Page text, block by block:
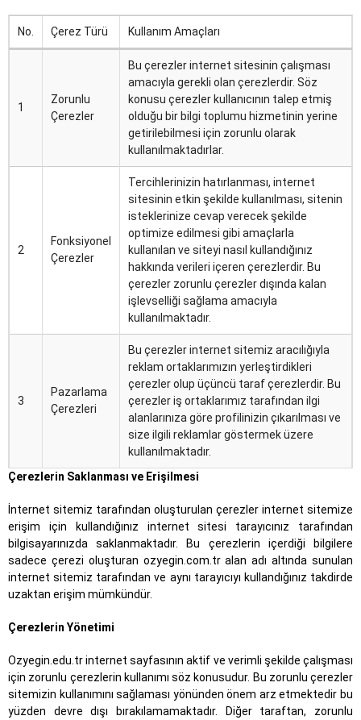
No. Çerez Türü Kullanım Amaçları
1
Zorunlu
Çerezler
Bu çerezler internet sitesinin çalışması
amacıyla gerekli olan çerezlerdir. Söz
konusu çerezler kullanıcının talep etmiş
olduğu bir bilgi toplumu hizmetinin yerine
getirilebilmesi için zorunlu olarak
kullanılmaktadırlar.
2
Fonksiyonel
Çerezler
Tercihlerinizin hatırlanması, internet
sitesinin etkin şekilde kullanılması, sitenin
isteklerinize cevap verecek şekilde
optimize edilmesi gibi amaçlarla
kullanılan ve siteyi nasıl kullandığınız
hakkında verileri içeren çerezlerdir. Bu
çerezler zorunlu çerezler dışında kalan
işlevselliği sağlama amacıyla
kullanılmaktadır.
3
Pazarlama
Çerezleri
Bu çerezler internet sitemiz aracılığıyla
reklam ortaklarımızın yerleştirdikleri
çerezler olup üçüncü taraf çerezlerdir. Bu
çerezler iş ortaklarımız tarafından ilgi
alanlarınıza göre profilinizin çıkarılması ve
size ilgili reklamlar göstermek üzere
kullanılmaktadır.
Çerezlerin Saklanması ve Erişilmesi
İnternet sitemiz tarafından oluşturulan çerezler internet sitemize
erişim için kullandığınız internet sitesi tarayıcınız tarafından
bilgisayarınızda saklanmaktadır. Bu çerezlerin içerdiği bilgilere
sadece çerezi oluşturan ozyegin.com.tr alan adı altında sunulan
internet sitemiz tarafından ve aynı tarayıcıyı kullandığınız takdirde
uzaktan erişim mümkündür.
Çerezlerin Yönetimi
Ozyegin.edu.tr internet sayfasının aktif ve verimli şekilde çalışması
için zorunlu çerezlerin kullanımı söz konusudur. Bu zorunlu çerezler
sitemizin kullanımını sağlaması yönünden önem arz etmektedir bu
yüzden devre dışı bırakılamamaktadır. Diğer taraftan, zorunlu